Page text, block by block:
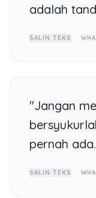
adalah
SALIN TEKS
"Jangan
pernah
SALIN TEKS